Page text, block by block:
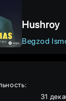
Hushroy
Begzod
:
31